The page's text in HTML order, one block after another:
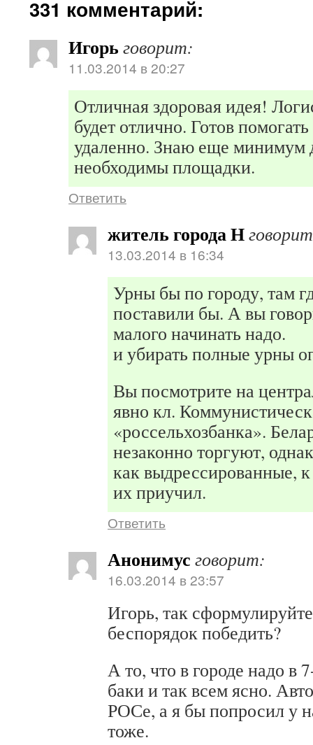
331 комментарий:
Игорь говорит:
11.03.2014 в 20:27
Отличная здоровая идея!
будет отлично. Готов
удаленно. Знаю еще минимум
необходимы площадки.
Ответить
житель города Н
13.03.2014 в 16:34
Урны бы по городу, там
поставили бы. А вы
малого начинать надо.
и убирать полные урны
Вы посмотрите на
явно кл.
«россельхозбанка».
незаконно торгуют,
как выдрессированные,
их приучил.
Ответить
Анонимус говорит:
16.03.2014 в 23:57
Игорь, так
беспорядок победить?
А то, что в городе надо в
баки и так всем ясно.
РОСе, а я бы попросил у
тоже.